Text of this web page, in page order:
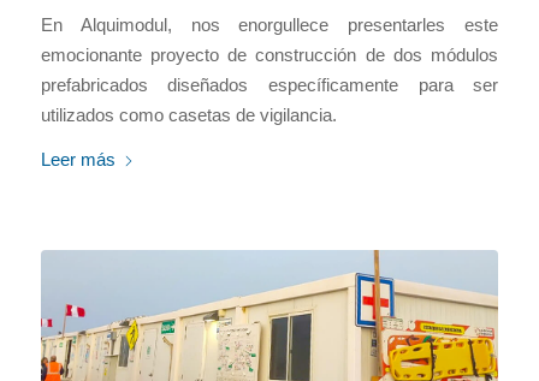
En Alquimodul, nos enorgullece presentarles este
emocionante proyecto de construcción de dos módulos
prefabricados diseñados específicamente para ser
utilizados como casetas de vigilancia.
Leer más